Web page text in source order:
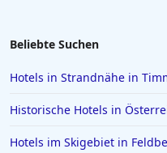
Beliebte Suchen
Hotels in Strandnähe in
Historische Hotels in
Hotels im Skigebiet in